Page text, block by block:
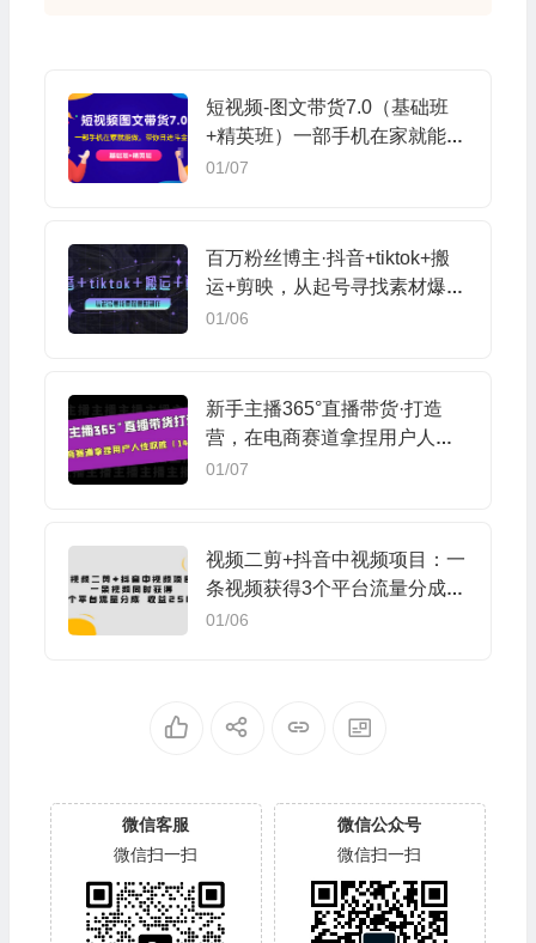
短视频-图文带货7.0（基础班
+精英班）一部手机在家就能
做，带你日进斗金
01/07
百万粉丝博主·抖音+tiktok+搬
运+剪映，从起号寻找素材爆款
制作
01/06
新手主播365°直播带货·打造
营，在电商赛道拿捏用户人性
取胜（14节课）
01/07
视频二剪+抖音中视频项目：一
条视频获得3个平台流量分成
收益250% 价值4980
01/06
微信客服
微信扫一扫
微信公众号
微信扫一扫